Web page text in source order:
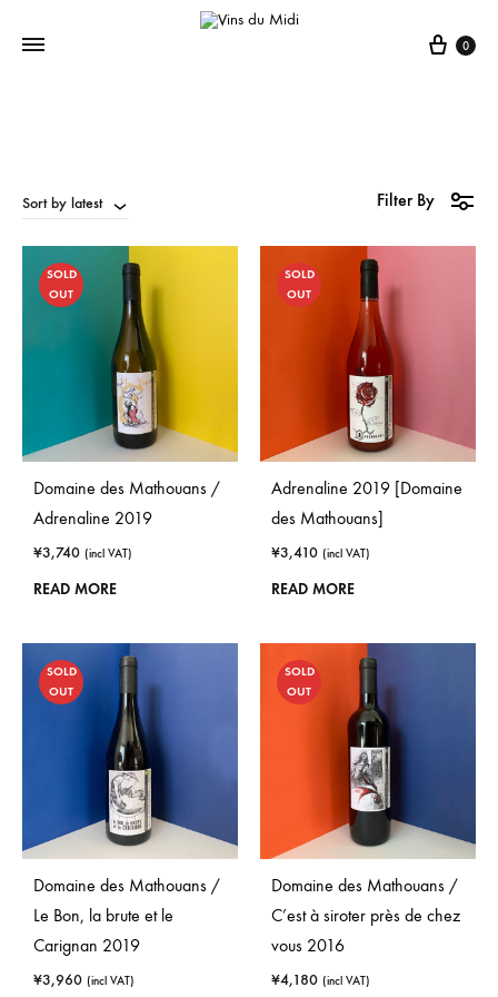
0
Sort by latest Filter By
SOLD
OUT
Domaine des Mathouans /
Adrenaline 2019
¥3,740 (incl VAT)
READ MORE
SOLD
OUT
Adrenaline 2019 [Domaine
des Mathouans]
¥3,410 (incl VAT)
READ MORE
SOLD
OUT
Domaine des Mathouans /
Le Bon, la brute et le
Carignan 2019
¥3,960 (incl VAT)
SOLD
OUT
Domaine des Mathouans /
C’est à siroter près de chez
vous 2016
¥4,180 (incl VAT)